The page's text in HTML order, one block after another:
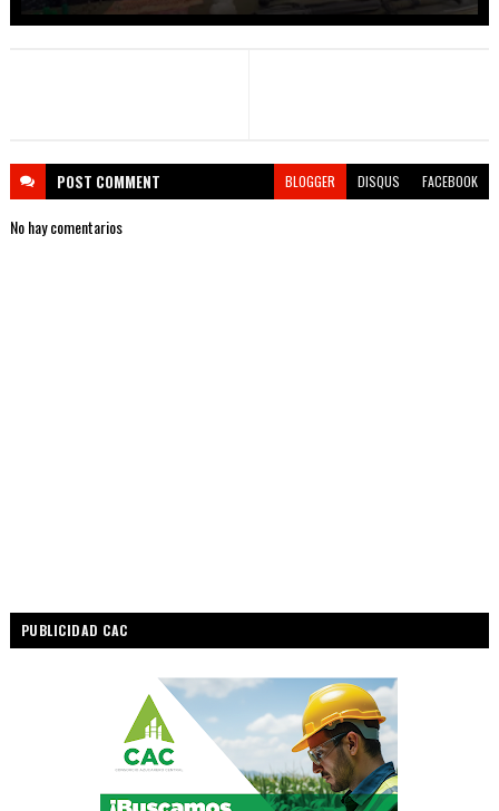
POST COMMENT BLOGGER DISQUS FACEBOOK
No hay comentarios
PUBLICIDAD CAC